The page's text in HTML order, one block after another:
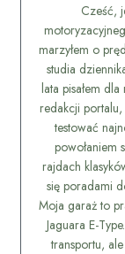
Cześć,
marzyłem o
studia
lata pisałem
redakcji
testować
powołaniem
rajdach
się poradami
Moja garaż to
Jaguara E-
transportu,